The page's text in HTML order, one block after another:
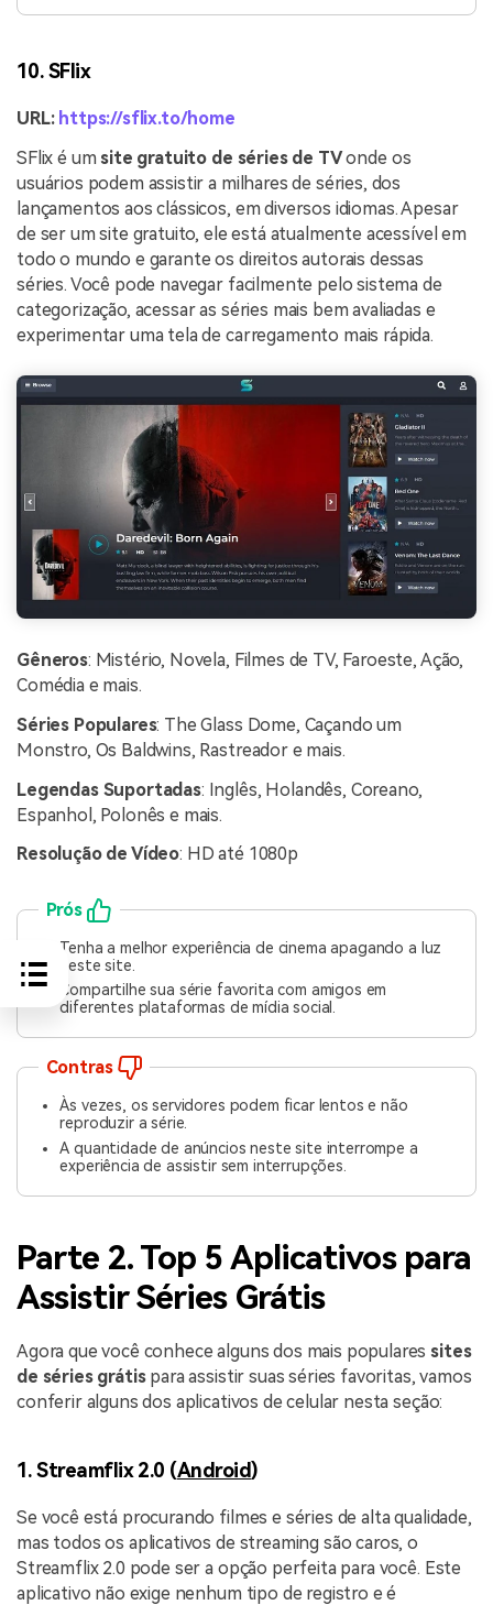
10. SFlix
URL: https://sflix.to/home
SFlix é um site gratuito de séries de TVonde os
usuários podem assistir a milhares de séries, dos
lançamentos aos clássicos, em diversos idiomas. Apesar
de ser um site gratuito, ele está atualmente acessível em
todo o mundo e garante os direitos autorais dessas
séries. Você pode navegar facilmente pelo sistema de
categorização, acessar as séries mais bem avaliadas e
experimentar uma tela de carregamento mais rápida.
Gêneros: Mistério, Novela, Filmes de TV, Faroeste, Ação,
Comédia e mais.
Séries Populares: The Glass Dome, Caçando um
Monstro, Os Baldwins, Rastreador e mais.
Legendas Suportadas: Inglês, Holandês, Coreano,
Espanhol, Polonês e mais.
Resolução de Vídeo: HD até 1080p
Prós
Tenha a melhor experiência de cinema apagando a luz
neste site.
Compartilhe sua série favorita com amigos em
diferentes plataformas de mídia social.
Contras
Às vezes, os servidores podem ficar lentos e não
reproduzir a série.
A quantidade de anúncios neste site interrompe a
experiência de assistir sem interrupções.
Parte 2. Top 5 Aplicativos para
Assistir Séries Grátis
Agora que você conhece alguns dos mais populares sites
de séries grátispara assistir suas séries favoritas, vamos
conferir alguns dos aplicativos de celular nesta seção:
1. Streamflix 2.0 (Android)
Se você está procurando filmes e séries de alta qualidade,
mas todos os aplicativos de streaming são caros, o
Streamflix 2.0 pode ser a opção perfeita para você. Este
aplicativo não exige nenhum tipo de registro e é